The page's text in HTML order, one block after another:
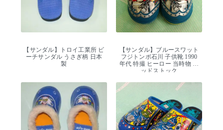
【サンダル】トロイ工業所 ビ
ーチサンダル うさぎ柄 日本
製
【サンダル】ブルースワット
フジトンボ石川 子供靴 1990
年代 特撮 ヒーロー 当時物 デ
ッドストック